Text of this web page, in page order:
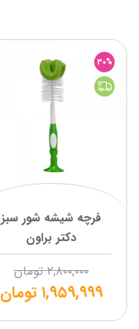
30%
فرچه شیشه شور سبز
دکتر براون
۲,۸۰۰,۰۰۰ تومان
۱,۹۵۹,۹۹۹ تومان